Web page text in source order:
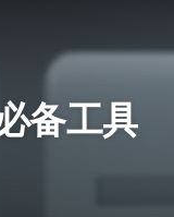
备工具